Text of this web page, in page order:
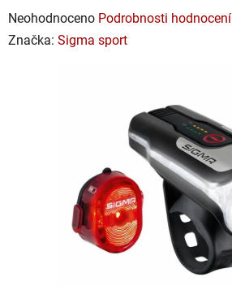
Průměrné
hodnocení
Neohodnoceno Podrobnosti hodnocení
Značka: Sigma sport